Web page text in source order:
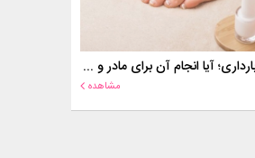
کاشت ناخن در بارداری؛ آیا انجام آن برای مادر و جنین خطر دارد؟
مشاهده